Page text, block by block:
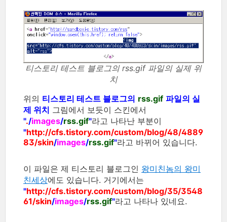
티스토리 테스트 블로그의 rss.gif 파일의 실제 위
치
위의 티스토리 테스트 블로그의 rss.gif 파일의 실
제 위치 그림에서 보듯이 스킨에서
"./images/rss.gif"라고 나타난 부분이
"http://cfs.tistory.com/custom/blog/48/4889
83/skin/images/rss.gif"라고 바뀌어 있습니다.
이 파일은 제 티스토리 블로그인 왕미친놈의 왕미
친세상에도 있습니다. 거기에서는
"http://cfs.tistory.com/custom/blog/35/3548
61/skin/images/rss.gif"라고 나타나 있네요.